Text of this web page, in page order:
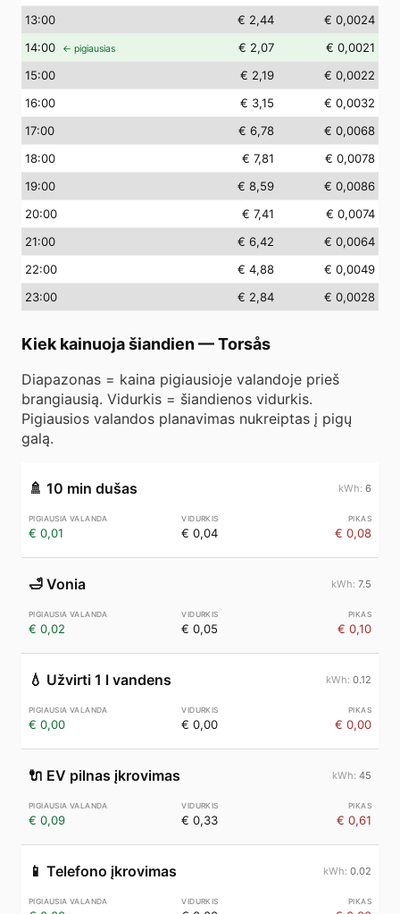
13:00 € 2,44
€ 0,0024
14:00 ← pigiausias € 2,07
€ 0,0021
15:00 € 2,19
€ 0,0022
16:00 € 3,15
€ 0,0032
17:00 € 6,78
€ 0,0068
18:00 € 7,81
€ 0,0078
19:00 € 8,59
€ 0,0086
20:00 € 7,41
€ 0,0074
21:00 € 6,42
€ 0,0064
22:00 € 4,88
€ 0,0049
23:00 € 2,84 € 0,0028
Kiek kainuoja šiandien —Torsås
Diapazonas = kaina pigiausioje valandoje prieš
brangiausią. Vidurkis = šiandienos vidurkis.
Pigiausios valandos planavimas nukreiptas į pigų
galą.
🚿 10 min dušas 6
€ 0,01 € 0,04 € 0,08
🛁 Vonia 7.5
€ 0,02 € 0,05 € 0,10
💧 Užvirti 1 l vandens 0.12
€ 0,00 € 0,00 € 0,00
🔌 EV pilnas įkrovimas 45
€ 0,09 € 0,33 € 0,61
📱 Telefono įkrovimas 0.02